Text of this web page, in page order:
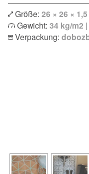
Größe: 26 × 26 ×
Gewicht: 34 kg/m2
Verpackung: